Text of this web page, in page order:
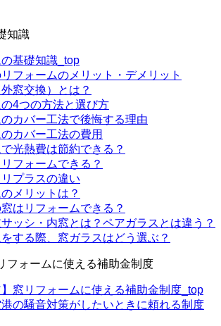
知識
基礎知識_top
フォームのメリット・デメリット
窓交換）とは？
4つの方法と選び方
カバー工法で後悔する理由
カバー工法の費用
光熱費は節約できる？
フォームできる？
プラスの違い
メリットは？
はリフォームできる？
ッシ・内窓とは？ペアガラスとは違う？
する際、窓ガラスはどう選ぶ？
フォームに使える補助金制度
】窓リフォームに使える補助金制度_top
港の騒音対策がしたいときに頼れる制度